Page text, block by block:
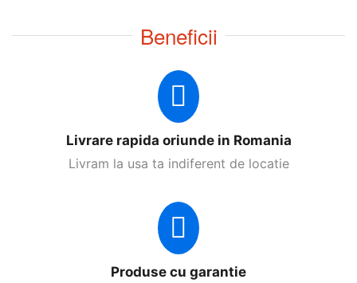
Beneficii
Livrare rapida oriunde in Romania
Livram la usa ta indiferent de locatie
Produse cu garantie